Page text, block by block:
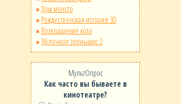
Дом монстр
Рождественская история 3D
Возвращение кота
Яблочное зернышко 2
МультОпрос
Как часто вы бываете в
кинотеатре?